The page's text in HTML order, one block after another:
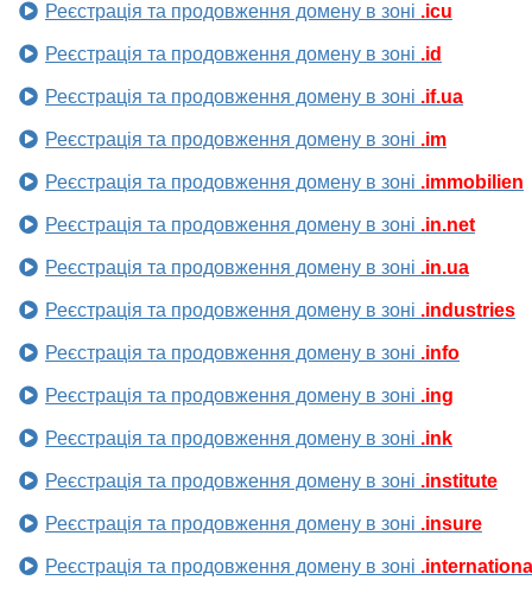
Реєстрація та продовження домену в зоні .icu
Реєстрація та продовження домену в зоні .id
Реєстрація та продовження домену в зоні .if.ua
Реєстрація та продовження домену в зоні .im
Реєстрація та продовження домену в зоні .immobilien
Реєстрація та продовження домену в зоні .in.net
Реєстрація та продовження домену в зоні .in.ua
Реєстрація та продовження домену в зоні .industries
Реєстрація та продовження домену в зоні .info
Реєстрація та продовження домену в зоні .ing
Реєстрація та продовження домену в зоні .ink
Реєстрація та продовження домену в зоні .institute
Реєстрація та продовження домену в зоні .insure
Реєстрація та продовження домену в зоні